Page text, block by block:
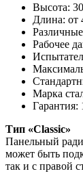
Высота:
Длина: от
Рабочее
Марка
Гарантия:
Тип «Classic»
Панельный
может быть
так и с правой